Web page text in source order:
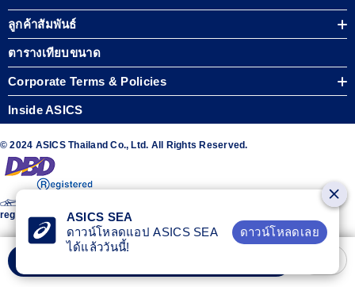
ลูกค้าสัมพันธ์
ตารางเทียบขนาด
Corporate Terms & Policies
Inside ASICS
© 2024 ASICS Thailand Co., Ltd. All Rights Reserved.
The stripe design featured on the sides of the ASICS® shoes is a
registered trademark of ASICS Corporation
ASICS SEA
ดาวน์โหลดแอป ASICS SEA
ได้แล้ววันนี้!
ดาวน์โหลดเลย